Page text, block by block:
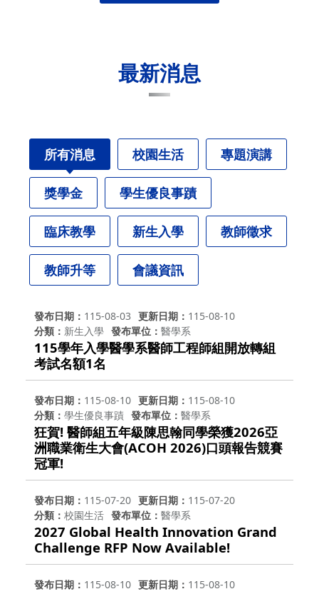
最新消息
所有消息 校園生活 專題演講
獎學金 學生優良事蹟
臨床教學 新生入學 教師徵求
教師升等 會議資訊
發布日期 115-08-03 更新日期
115-08-10
分類
新生入學 發布單位 醫學系
115學年入學醫學系醫師工程師組開放轉組
考試名額1名
發布日期 115-08-10 更新日期
115-08-10
分類
學生優良事蹟 發布單位 醫學系
狂賀! 醫師組五年級陳思翰同學榮獲2026亞
洲職業衛生大會(ACOH 2026)口頭報告競賽
冠軍!
發布日期 115-07-20 更新日期
115-07-20
分類
校園生活 發布單位 醫學系
2027 Global Health Innovation Grand
Challenge RFP Now Available!
發布日期 115-08-10 更新日期
115-08-10